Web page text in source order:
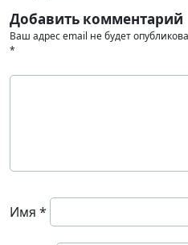
Добавить комментарий
Ваш адрес email не будет
*
Имя *